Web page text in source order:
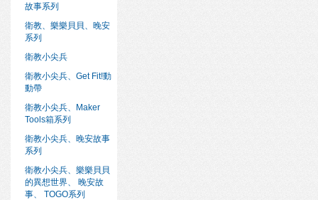
故事系列
衛教、樂樂貝貝、晚安
系列
衛教小尖兵
衛教小尖兵、Get Fit!動
動帶
衛教小尖兵、Maker
Tools箱系列
衛教小尖兵、晚安故事
系列
衛教小尖兵、樂樂貝貝
的異想世界、 晚安故
事、 TOGO系列